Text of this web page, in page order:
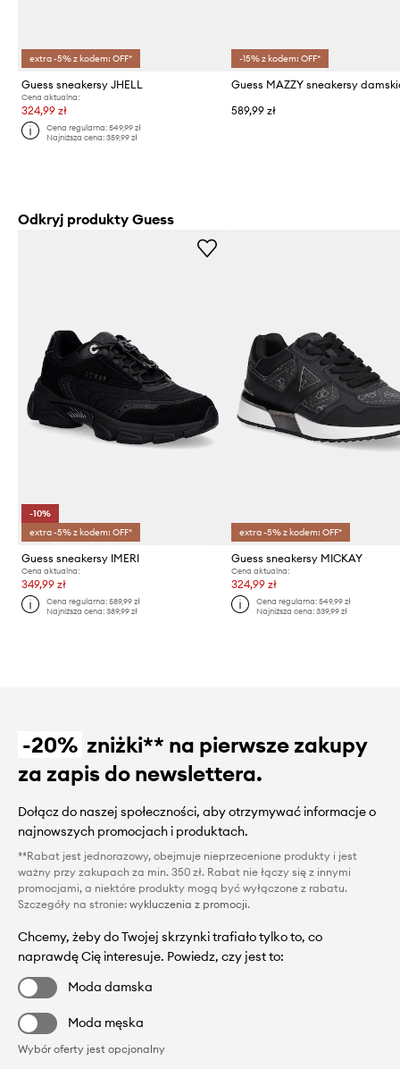
extra -5% z kodem: OFF*
Guess sneakersy JHELL
Cena aktualna:
324,99 zł
Cena regularna:549,99 zł
Najniższa cena:359,99 zł
-15% z kodem: OFF*
Guess MAZZY sneakersy
589,99 zł
Odkryj produkty Guess
-10%
extra -5% z kodem: OFF*
Guess sneakersy IMERI
Cena aktualna:
349,99 zł
Cena regularna:589,99 zł
Najniższa cena:389,99 zł
extra -5% z kodem: OFF*
Guess sneakersy MICKAY
Cena aktualna:
324,99 zł
Cena regularna: 549,99 zł
Najniższa cena: 339,99 zł
-20% zniżki** na pierwsze zakupy
za zapis do newslettera.
Dołącz do naszej społeczności, aby otrzymywać informacje o
najnowszych promocjach i produktach.
**Rabat jest jednorazowy, obejmuje nieprzecenione produkty i jest
ważny przy zakupach za min. 350 zł. Rabat nie łączy się z innymi
promocjami, a niektóre produkty mogą być wyłączone z rabatu.
Szczegóły na stronie: wykluczenia z promocji.
Chcemy, żeby do Twojej skrzynki trafiało tylko to, co
naprawdę Cię interesuje. Powiedz, czy jest to:
Moda damska
Moda męska
Wybór oferty jest opcjonalny